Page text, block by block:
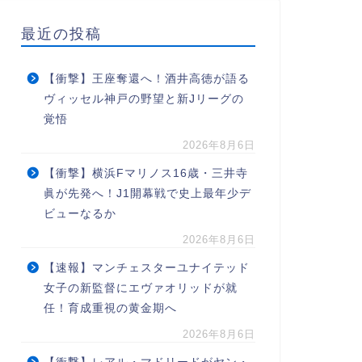
最近の投稿
【衝撃】王座奪還へ！酒井高徳が語る
ヴィッセル神戸の野望と新Jリーグの
覚悟
2026年8月6日
【衝撃】横浜Fマリノス16歳・三井寺
眞が先発へ！J1開幕戦で史上最年少デ
ビューなるか
2026年8月6日
【速報】マンチェスターユナイテッド
女子の新監督にエヴァオリッドが就
任！育成重視の黄金期へ
2026年8月6日